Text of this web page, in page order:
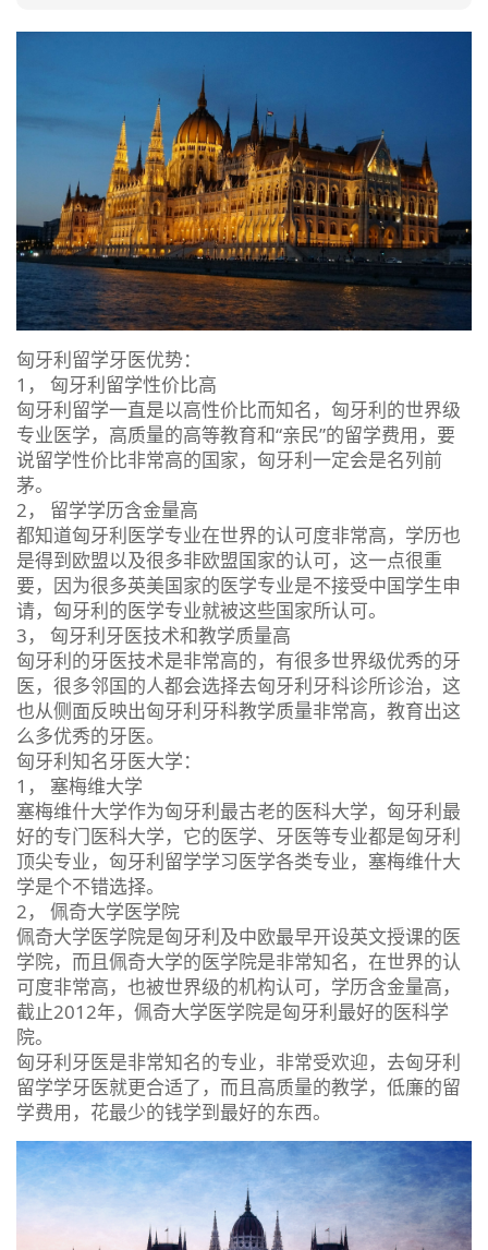
匈牙利留学牙医优势：
1， 匈牙利留学性价比高
匈牙利留学一直是以高性价比而知名，匈牙利的世界级
专业医学，高质量的高等教育和“亲民”的留学费用，要
说留学性价比非常高的国家，匈牙利一定会是名列前
茅。
2， 留学学历含金量高
都知道匈牙利医学专业在世界的认可度非常高，学历也
是得到欧盟以及很多非欧盟国家的认可，这一点很重
要，因为很多英美国家的医学专业是不接受中国学生申
请，匈牙利的医学专业就被这些国家所认可。
3， 匈牙利牙医技术和教学质量高
匈牙利的牙医技术是非常高的，有很多世界级优秀的牙
医，很多邻国的人都会选择去匈牙利牙科诊所诊治，这
也从侧面反映出匈牙利牙科教学质量非常高，教育出这
么多优秀的牙医。
匈牙利知名牙医大学：
1， 塞梅维大学
塞梅维什大学作为匈牙利最古老的医科大学，匈牙利最
好的专门医科大学，它的医学、牙医等专业都是匈牙利
顶尖专业，匈牙利留学学习医学各类专业，塞梅维什大
学是个不错选择。
2， 佩奇大学医学院
佩奇大学医学院是匈牙利及中欧最早开设英文授课的医
学院，而且佩奇大学的医学院是非常知名，在世界的认
可度非常高，也被世界级的机构认可，学历含金量高，
截止2012年，佩奇大学医学院是匈牙利最好的医科学
院。
匈牙利牙医是非常知名的专业，非常受欢迎，去匈牙利
留学学牙医就更合适了，而且高质量的教学，低廉的留
学费用，花最少的钱学到最好的东西。